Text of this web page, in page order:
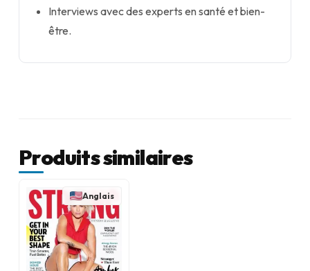
Interviews avec des experts en santé et bien-
être.
Produits similaires
Anglais